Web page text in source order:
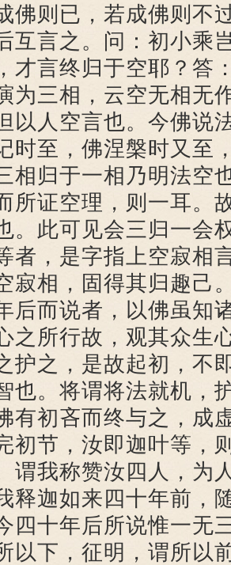
佛则已，若成佛则不
互言之。问：初小乘
才言终归于空耶？答
为三相，云空无相无
以人空言也。今佛说
时至，佛涅槃时又至
相归于一相乃明法空
所证空理，则一耳。
。此可见会三归一会
者，是字指上空寂相
寂相，固得其归趣己
后而说者，以佛虽知
之所行故，观其众生
护之，是故起初，不
也。将谓将法就机，
有初吝而终与之，成
初节，汝即迦叶等，
谓我称赞汝四人，为
释迦如来四十年前，
四十年后所说惟一无
以下，征明，谓所以